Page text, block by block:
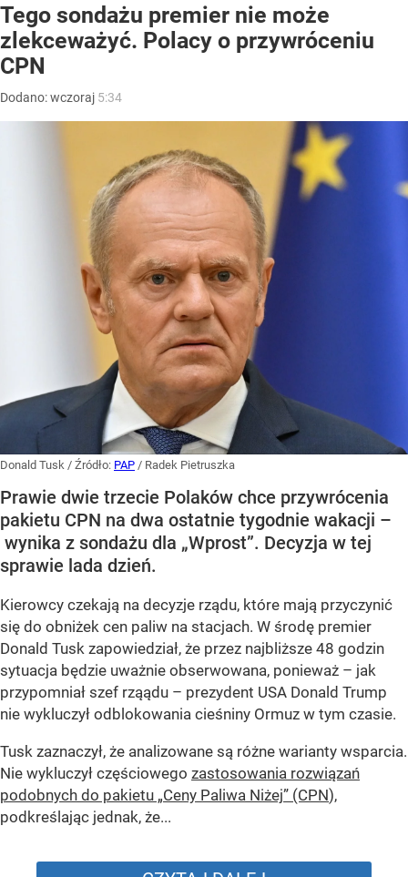
Tego sondażu premier nie może
zlekceważyć. Polacy o przywróceniu
CPN
Dodano:wczoraj 5:34
Donald Tusk / Źródło: PAP / Radek Pietruszka
Prawie dwie trzecie Polaków chce przywrócenia
pakietu CPN na dwa ostatnie tygodnie wakacji –
wynika z sondażu dla „Wprost”. Decyzja w tej
sprawie lada dzień.
Kierowcy czekają na decyzje rządu, które mają przyczynić
się do obniżek cen paliw na stacjach. W środę premier
Donald Tusk zapowiedział, że przez najbliższe 48 godzin
sytuacja będzie uważnie obserwowana, ponieważ – jak
przypomniał szef rząądu – prezydent USA Donald Trump
nie wykluczył odblokowania cieśniny Ormuz w tym czasie.
Tusk zaznaczył, że analizowane są różne warianty wsparcia.
Nie wykluczył częściowego zastosowania rozwiązań
podobnych do pakietu „Ceny Paliwa Niżej” (CPN),
podkreślając jednak, że...